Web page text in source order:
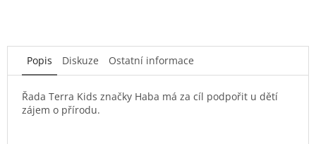
Popis Diskuze Ostatní informace
Řada Terra Kids značky Haba má za cíl podpořit u dětí
zájem o přírodu.